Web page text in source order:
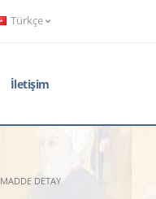
Türkçe
İletişim
MADDE DETAY